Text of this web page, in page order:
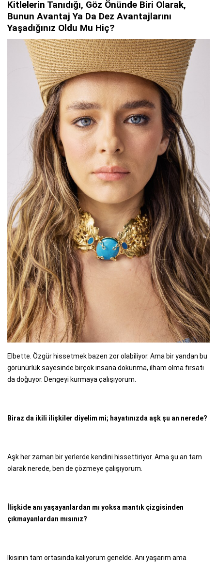
Kitlelerin Tanıdığı, Göz Önünde Biri Olarak,
Bunun Avantaj Ya Da Dez Avantajlarını
Yaşadığınız Oldu Mu Hiç?
Elbette. Özgür hissetmek bazen zor olabiliyor. Ama bir yandan bu
görünürlük sayesinde birçok insana dokunma, ilham olma fırsatı
da doğuyor. Dengeyi kurmaya çalışıyorum.
Biraz da ikili ilişkiler diyelim mi; hayatınızda aşk şu an nerede?
Aşk her zaman bir yerlerde kendini hissettiriyor. Ama şu an tam
olarak nerede, ben de çözmeye çalışıyorum.
İlişkide anı yaşayanlardan mı yoksa mantık çizgisinden
çıkmayanlardan mısınız?
İkisinin tam ortasında kalıyorum genelde. Anı yaşarım ama